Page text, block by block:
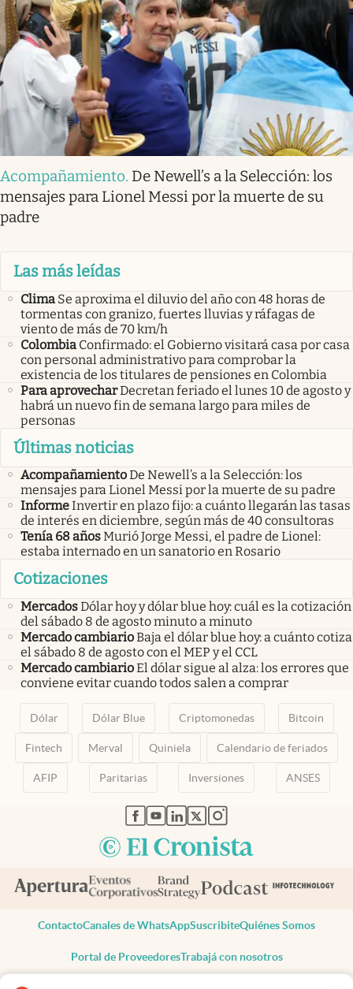
Acompañamiento. De Newell’s a la Selección: los
mensajes para Lionel Messi por la muerte de su
padre
Las más leídas
Clima Se aproxima el diluvio del año con 48 horas de
tormentas con granizo, fuertes lluvias y ráfagas de
viento de más de 70 km/h
Colombia Confirmado: el Gobierno visitará casa por casa
con personal administrativo para comprobar la
existencia de los titulares de pensiones en Colombia
Para aprovecharDecretan feriado el lunes 10 de agosto y
habrá un nuevo fin de semana largo para miles de
personas
Últimas noticias
AcompañamientoDe Newell’s a la Selección: los
mensajes para Lionel Messi por la muerte de su padre
InformeInvertir en plazo fijo: a cuánto llegarán las tasas
de interés en diciembre, según más de 40 consultoras
Tenía 68 añosMurió Jorge Messi, el padre de Lionel:
estaba internado en un sanatorio en Rosario
Cotizaciones
MercadosDólar hoy y dólar blue hoy: cuál es la cotización
del sábado 8 de agosto minuto a minuto
Mercado cambiarioBaja el dólar blue hoy: a cuánto cotiza
el sábado 8 de agosto con el MEP y el CCL
Mercado cambiarioEl dólar sigue al alza: los errores que
conviene evitar cuando todos salen a comprar
Dólar Dólar Blue Criptomonedas Bitcoin
Fintech Merval Quiniela Calendario de feriados
AFIP Paritarias Inversiones ANSES
abre en nueva pestaña
abre en nueva pestaña
abre en nueva pestaña
abre en nueva pestaña
abre en nueva pestaña
ContactoCanales de WhatsAppSuscribiteQuiénes Somos
Portal de ProveedoresTrabajá con nosotros